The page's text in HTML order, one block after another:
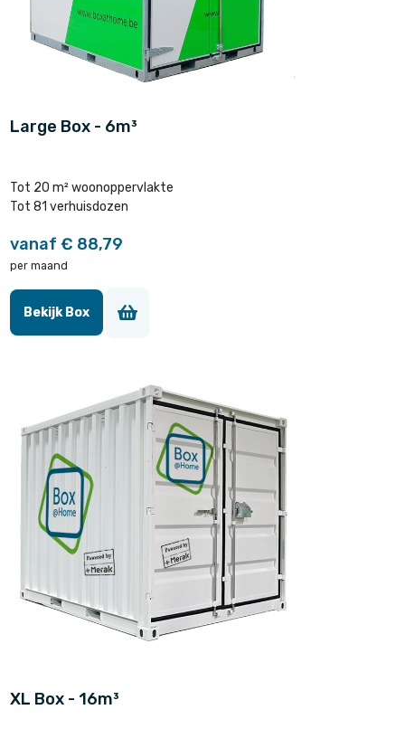
Large Box - 6m³
Tot 20 m² woonoppervlakte
Tot 81 verhuisdozen
vanaf € 88,79
per maand
Bekijk Box
XL Box - 16m³